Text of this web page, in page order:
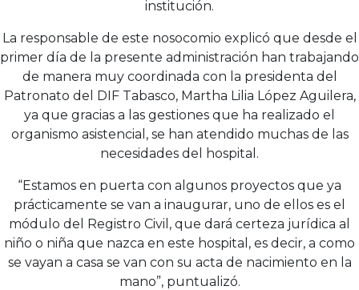
institución.
La responsable de este nosocomio explicó que desde el
primer día de la presente administración han trabajando
de manera muy coordinada con la presidenta del
Patronato del DIF Tabasco, Martha Lilia López Aguilera,
ya que gracias a las gestiones que ha realizado el
organismo asistencial, se han atendido muchas de las
necesidades del hospital.
“Estamos en puerta con algunos proyectos que ya
prácticamente se van a inaugurar, uno de ellos es el
módulo del Registro Civil, que dará certeza jurídica al
niño o niña que nazca en este hospital, es decir, a como
se vayan a casa se van con su acta de nacimiento en la
mano”, puntualizó.